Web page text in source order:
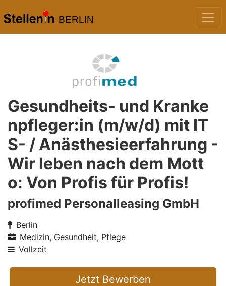
BERLIN
Gesundheits- und Kranke
npfleger:in (m/w/d) mit IT
S- / Anästhesieerfahrung -
Wir leben nach dem Mott
o: Von Profis für Profis!
profimed Personalleasing GmbH
Berlin
Medizin, Gesundheit, Pflege
Vollzeit
Jetzt Bewerben